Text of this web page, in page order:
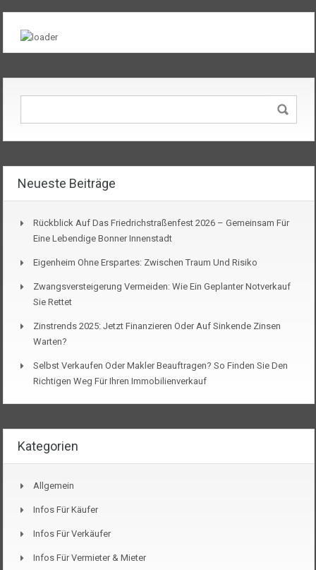
Neueste Beiträge
Rückblick Auf Das Friedrichstraßenfest 2026 – Gemeinsam Für
Eine Lebendige Bonner Innenstadt
Eigenheim Ohne Erspartes: Zwischen Traum Und Risiko
Zwangsversteigerung Vermeiden: Wie Ein Geplanter Notverkauf
Sie Rettet
Zinstrends 2025: Jetzt Finanzieren Oder Auf Sinkende Zinsen
Warten?
Selbst Verkaufen Oder Makler Beauftragen? So Finden Sie Den
Richtigen Weg Für Ihren Immobilienverkauf
Kategorien
Allgemein
Infos Für Käufer
Infos Für Verkäufer
Infos Für Vermieter & Mieter